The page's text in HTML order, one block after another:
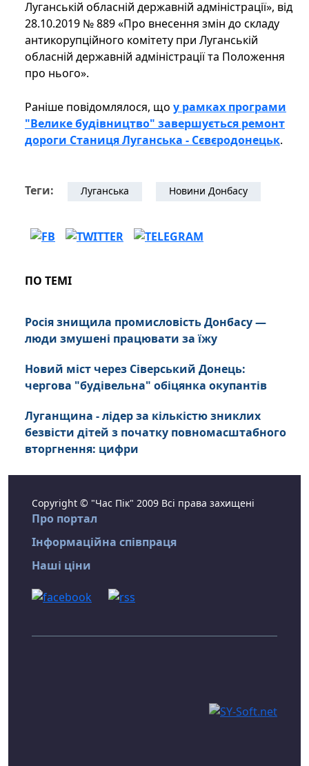
Луганській обласній державній адміністрації», від
28.10.2019 № 889 «Про внесення змін до складу
антикорупційного комітету при Луганській
обласній державній адміністрації та Положення
про нього».
Раніше повідомлялося, що у рамках програми
"Велике будівництво" завершується ремонт
дороги Станиця Луганська - Сєвєродонецьк.
Теги: Луганська Новини Донбасу
ПО ТЕМІ
Росія знищила промисловість Донбасу —
люди змушені працювати за їжу
Новий міст через Сіверський Донець:
чергова "будівельна" обіцянка окупантів
Луганщина - лідер за кількістю зниклих
безвісти дітей з початку повномасштабного
вторгнення: цифри
Copyright © "Час Пік" 2009 Всі права захищені
Про портал
Інформаційна співпраця
Наші ціни